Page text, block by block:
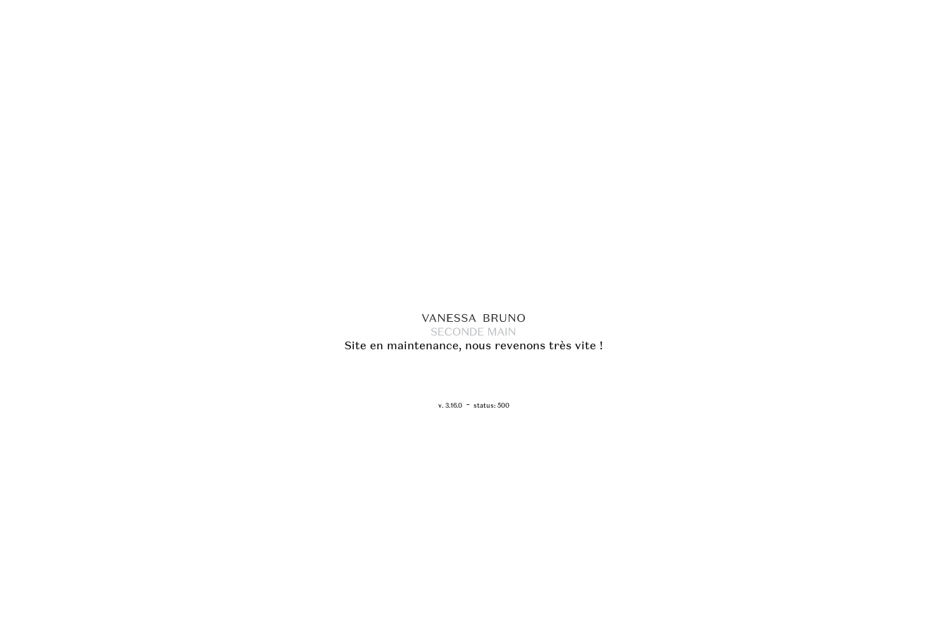
Site en maintenance, nous revenons très vite !
v. 3.16.0- status: 500